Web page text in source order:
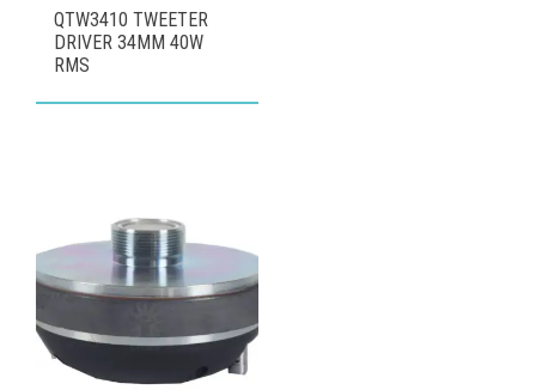
QTW3410 TWEETER
DRIVER 34MM 40W
RMS